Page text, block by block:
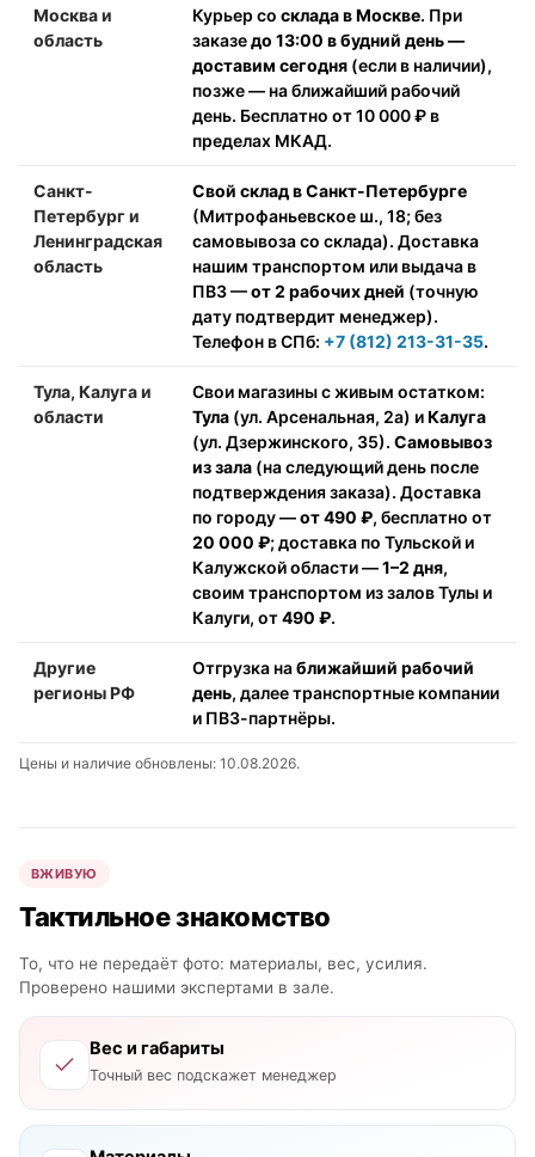
Москва и
область
Курьер со склада в Москве. При
заказедо 13:00 в будний день —
доставим сегодня (если в наличии),
позже — на ближайший рабочий
день. Бесплатно от 10 000 ₽ в
пределах МКАД.
Санкт-
Петербург и
Ленинградская
область
Свой склад в Санкт-Петербурге
(Митрофаньевское ш., 18; без
самовывоза со склада). Доставка
нашим транспортом или выдача в
ПВЗ —от 2 рабочих дней (точную
дату подтвердит менеджер).
Телефон в СПб: +7 (812) 213-31-35.
Тула, Калуга и
области
Свои магазины с живым остатком:
Тула (ул. Арсенальная, 2а) иКалуга
(ул. Дзержинского, 35). Самовывоз
из зала (на следующий день после
подтверждения заказа). Доставка
по городу —от 490 ₽, бесплатно от
20 000 ₽; доставка по Тульской и
Калужской области —1–2 дня,
своим транспортом из залов Тулы и
Калуги, от490 ₽.
Другие
регионы РФ
Отгрузка наближайший рабочий
день, далее транспортные компании
и ПВЗ-партнёры.
Цены и наличие обновлены: 10.08.2026.
ВЖИВУЮ
Тактильное знакомство
То, что не передаёт фото: материалы, вес, усилия.
Проверено нашими экспертами в зале.
Вес и габариты
Точный вес подскажет менеджер